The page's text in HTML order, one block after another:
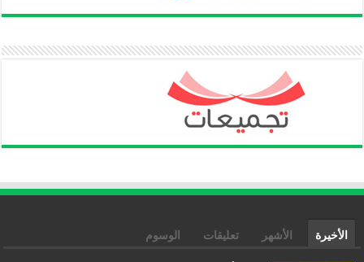
الأخيرة الأشهر تعليقات الوسوم